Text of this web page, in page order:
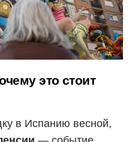
это стоит
в Испанию весной,